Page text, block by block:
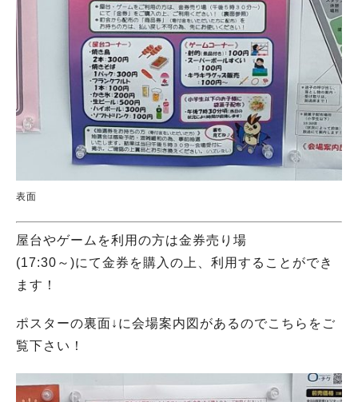
表面
屋台やゲームを利用の方は金券売り場
(17:30～)にて金券を購入の上、利用することができ
ます！
ポスターの裏面↓に会場案内図があるのでこちらをご
覧下さい！